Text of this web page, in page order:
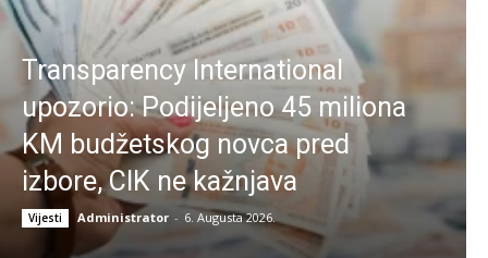
Transparency International
upozorio: Podijeljeno 45 miliona
KM budžetskog novca pred
izbore, CIK ne kažnjava
Vijesti Administrator - 6. Augusta 2026.